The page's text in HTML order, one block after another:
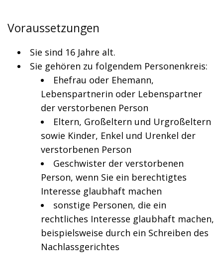
Voraussetzungen
Sie sind 16 Jahre alt.
Sie gehören zu folgendem Personenkreis:
Ehefrau oder Ehemann,
Lebenspartnerin oder Lebenspartner
der verstorbenen Person
Eltern, Großeltern und Urgroßeltern
sowie Kinder, Enkel und Urenkel der
verstorbenen Person
Geschwister der verstorbenen
Person, wenn Sie ein berechtigtes
Interesse glaubhaft machen
sonstige Personen, die ein
rechtliches Interesse glaubhaft machen,
beispielsweise durch ein Schreiben des
Nachlassgerichtes